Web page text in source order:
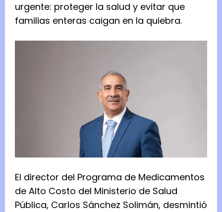
urgente: proteger la salud y evitar que
familias enteras caigan en la quiebra.
El director del Programa de Medicamentos
de Alto Costo del Ministerio de Salud
Pública, Carlos Sánchez Solimán, desmintió